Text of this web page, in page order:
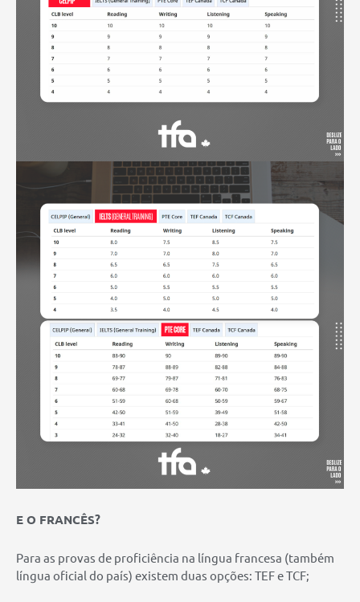
E O FRANCÊS?
Para as provas de proficiência na língua francesa (também
língua oficial do país) existem duas opções: TEF e TCF;